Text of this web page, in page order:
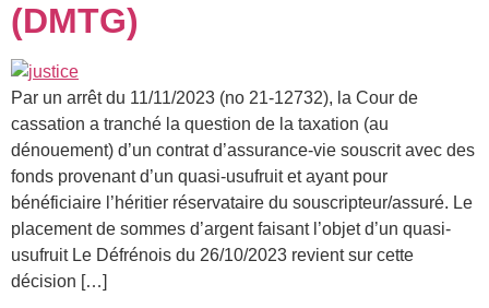
(DMTG)
Par un arrêt du 11/11/2023 (no 21-12732), la Cour de
cassation a tranché la question de la taxation (au
dénouement) d’un contrat d’assurance-vie souscrit avec des
fonds provenant d’un quasi-usufruit et ayant pour
bénéficiaire l’héritier réservataire du souscripteur/assuré. Le
placement de sommes d’argent faisant l’objet d’un quasi-
usufruit Le Défrénois du 26/10/2023 revient sur cette
décision […]